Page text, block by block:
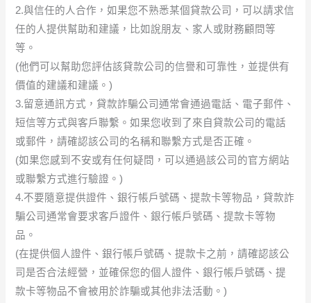
2.與信任的人合作，如果您不熟悉某個貸款公司，可以請求信
任的人提供幫助和建議，比如說朋友、家人或財務顧問等
等。
(他們可以幫助您評估該貸款公司的信譽和可靠性，並提供有
價值的建議和建議。)
3.留意通訊方式，貸款詐騙公司通常會通過電話、電子郵件、
短信等方式與客戶聯繫。如果您收到了來自貸款公司的電話
或郵件，請確認該公司的名稱和聯繫方式是否正確。
(如果您感到不安或有任何疑問，可以通過該公司的官方網站
或聯繫方式進行驗證。)
4.不要隨意提供證件、銀行帳戶號碼、提款卡等物品，貸款詐
騙公司通常會要求客戶證件、銀行帳戶號碼、提款卡等物
品。
(在提供個人證件、銀行帳戶號碼、提款卡之前，請確認該公
司是否合法經營，並確保您的個人證件、銀行帳戶號碼、提
款卡等物品不會被用於詐騙或其他非法活動。)